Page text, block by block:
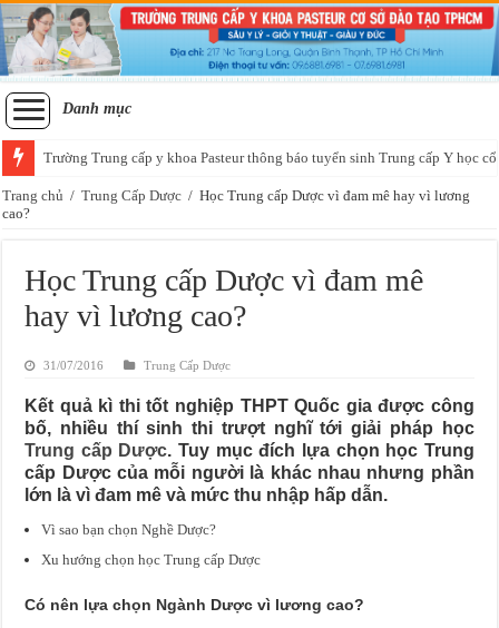
Danh mục
Trường Trung cấp y khoa Pasteur thông báo tuyển sinh Trung cấp Y học
Trang chủ / Trung Cấp Dược / Học Trung cấp Dược vì đam mê hay vì lương
cao?
Học Trung cấp Dược vì đam mê
hay vì lương cao?
31/07/2016 Trung Cấp Dược
Kết quả kì thi tốt nghiệp THPT Quốc gia được công
bố, nhiều thí sinh thi trượt nghĩ tới giải pháp học
Trung cấp Dược. Tuy mục đích lựa chọn học Trung
cấp Dược của mỗi người là khác nhau nhưng phần
lớn là vì đam mê và mức thu nhập hấp dẫn.
Vì sao bạn chọn Nghề Dược?
Xu hướng chọn học Trung cấp Dược
Có nên lựa chọn Ngành Dược vì lương cao?